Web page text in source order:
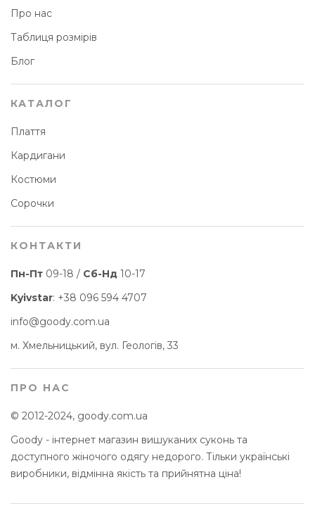
Про нас
Таблиця розмірів
Блог
КАТАЛОГ
Плаття
Кардигани
Костюми
Сорочки
КОНТАКТИ
Пн-Пт 09-18 / Сб-Нд 10-17
Kyivstar: +38 096 594 4707
info@goody.com.ua
м. Хмельницький, вул. Геологів, 33
ПРО НАС
© 2012-2024, goody.com.ua
Goody - інтернет магазин вишуканих суконь та
доступного жіночого одягу недорого. Тільки українські
виробники, відмінна якість та прийнятна ціна!